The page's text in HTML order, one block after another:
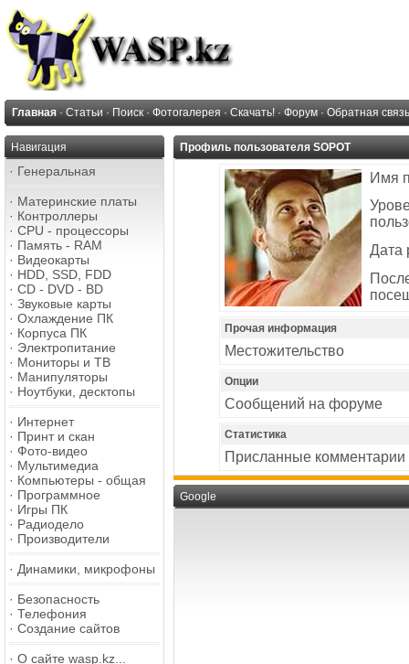
Главная · Статьи · Поиск · Фотогалерея · Скачать! · Форум · Обратная связь
Навигация
· Генеральная
· Материнские платы
· Контроллеры
· CPU - процессоры
· Память - RAM
· Видеокарты
· HDD, SSD, FDD
· CD - DVD - BD
· Звуковые карты
· Охлаждение ПК
· Корпуса ПК
· Электропитание
· Мониторы и ТВ
· Манипуляторы
· Ноутбуки, десктопы
· Интернет
· Принт и скан
· Фото-видео
· Мультимедиа
· Компьютеры - общая
· Программное
· Игры ПК
· Радиодело
· Производители
· Динамики, микрофоны
· Безопасность
· Телефония
· Создание сайтов
· О сайте wasp.kz...
Профиль пользователя SOPOT
Имя
Дата
Прочая информация
Местожительство
Опции
Сообщений на форуме
Статистика
Присланные комментарии
Google